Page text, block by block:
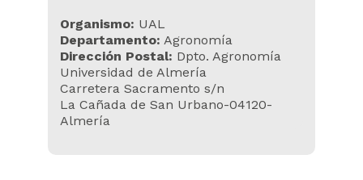
Organismo: UAL
Departamento: Agronomía
Dirección Postal: Dpto. Agronomía
Universidad de Almería
Carretera Sacramento s/n
La Cañada de San Urbano-04120-
Almería